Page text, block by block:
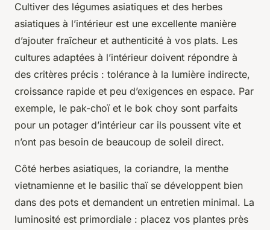
Cultiver des légumes asiatiques et des herbes
asiatiques à l’intérieur est une excellente manière
d’ajouter fraîcheur et authenticité à vos plats. Les
cultures adaptées à l’intérieur doivent répondre à
des critères précis : tolérance à la lumière indirecte,
croissance rapide et peu d’exigences en espace. Par
exemple, le pak-choï et le bok choy sont parfaits
pour un potager d’intérieur car ils poussent vite et
n’ont pas besoin de beaucoup de soleil direct.
Côté herbes asiatiques, la coriandre, la menthe
vietnamienne et le basilic thaï se développent bien
dans des pots et demandent un entretien minimal. La
luminosité est primordiale : placez vos plantes près